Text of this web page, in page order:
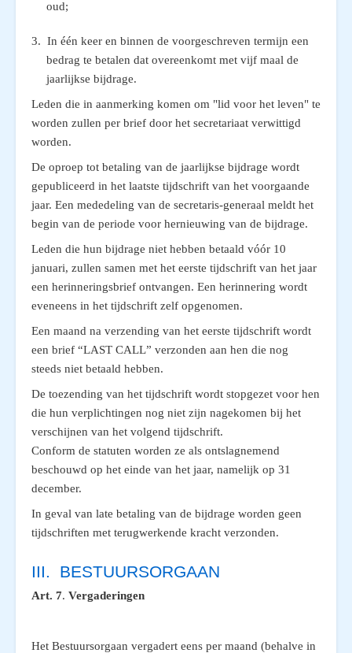
oud;
3. In één keer en binnen de voorgeschreven termijn een
bedrag te betalen dat overeenkomt met vijf maal de
jaarlijkse bijdrage.
Leden die in aanmerking komen om "lid voor het leven" te
worden zullen per brief door het secretariaat verwittigd
worden.
De oproep tot betaling van de jaarlijkse bijdrage wordt
gepubliceerd in het laatste tijdschrift van het voorgaande
jaar. Een mededeling van de secretaris-generaal meldt het
begin van de periode voor hernieuwing van de bijdrage.
Leden die hun bijdrage niet hebben betaald vóór 10
januari, zullen samen met het eerste tijdschrift van het jaar
een herinneringsbrief ontvangen. Een herinnering wordt
eveneens in het tijdschrift zelf opgenomen.
Een maand na verzending van het eerste tijdschrift wordt
een brief “LAST CALL” verzonden aan hen die nog
steeds niet betaald hebben.
De toezending van het tijdschrift wordt stopgezet voor hen
die hun verplichtingen nog niet zijn nagekomen bij het
verschijnen van het volgend tijdschrift.
Conform de statuten worden ze als ontslagnemend
beschouwd op het einde van het jaar, namelijk op 31
december.
In geval van late betaling van de bijdrage worden geen
tijdschriften met terugwerkende kracht verzonden.
III. BESTUURSORGAAN
Art. 7. Vergaderingen
Het Bestuursorgaan vergadert eens per maand (behalve in